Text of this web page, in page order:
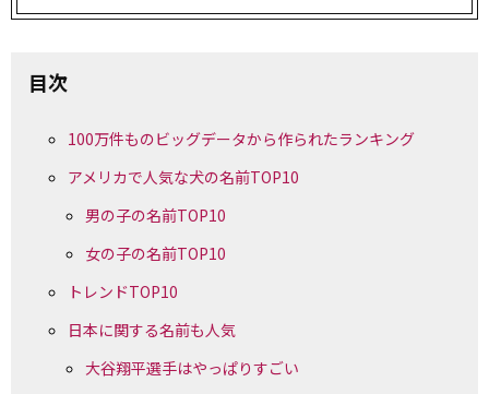
目次
100万件ものビッグデータから作られたランキング
アメリカで人気な犬の名前TOP10
男の子の名前TOP10
女の子の名前TOP10
トレンドTOP10
日本に関する名前も人気
大谷翔平選手はやっぱりすごい